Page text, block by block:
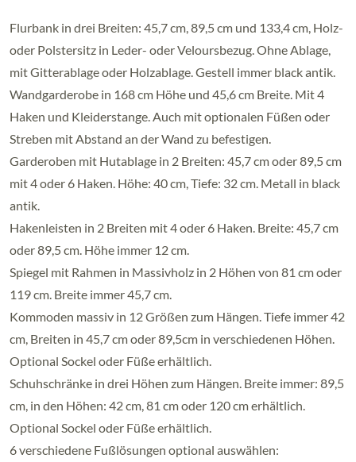
Flurbank in drei Breiten: 45,7 cm, 89,5 cm und 133,4 cm, Holz-
oder Polstersitz in Leder- oder Veloursbezug. Ohne Ablage,
mit Gitterablage oder Holzablage. Gestell immer black antik.
Wandgarderobe in 168 cm Höhe und 45,6 cm Breite. Mit 4
Haken und Kleiderstange. Auch mit optionalen Füßen oder
Streben mit Abstand an der Wand zu befestigen.
Garderoben mit Hutablage in 2 Breiten: 45,7 cm oder 89,5 cm
mit 4 oder 6 Haken. Höhe: 40 cm, Tiefe: 32 cm. Metall in black
antik.
Hakenleisten in 2 Breiten mit 4 oder 6 Haken. Breite: 45,7 cm
oder 89,5 cm. Höhe immer 12 cm.
Spiegel mit Rahmen in Massivholz in 2 Höhen von 81 cm oder
119 cm. Breite immer 45,7 cm.
Kommoden massiv in 12 Größen zum Hängen. Tiefe immer 42
cm, Breiten in 45,7 cm oder 89,5cm in verschiedenen Höhen.
Optional Sockel oder Füße erhältlich.
Schuhschränke in drei Höhen zum Hängen. Breite immer: 89,5
cm, in den Höhen: 42 cm, 81 cm oder 120 cm erhältlich.
Optional Sockel oder Füße erhältlich.
6 verschiedene Fußlösungen optional auswählen: